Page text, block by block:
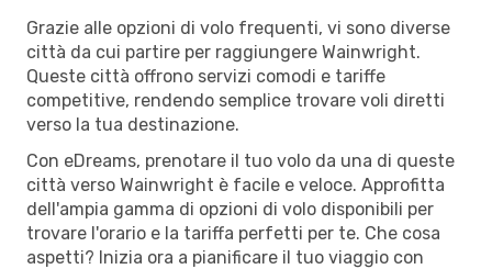
Grazie alle opzioni di volo frequenti, vi sono diverse
città da cui partire per raggiungere Wainwright.
Queste città offrono servizi comodi e tariffe
competitive, rendendo semplice trovare voli diretti
verso la tua destinazione.
Con eDreams, prenotare il tuo volo da una di queste
città verso Wainwright è facile e veloce. Approfitta
dell'ampia gamma di opzioni di volo disponibili per
trovare l'orario e la tariffa perfetti per te. Che cosa
aspetti? Inizia ora a pianificare il tuo viaggio con